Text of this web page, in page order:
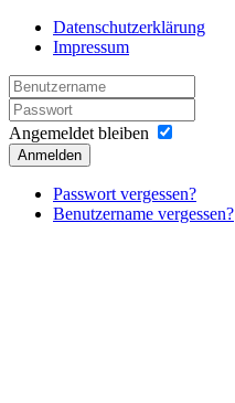
Datenschutzerklärung
Impressum
Angemeldet bleiben
Anmelden
Passwort vergessen?
Benutzername vergessen?